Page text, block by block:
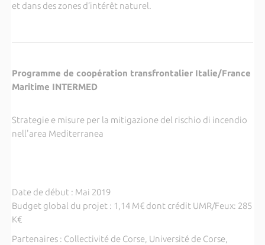
et dans des zones d’intérêt naturel.
Programme de coopération transfrontalier Italie/France
Maritime INTERMED
Strategie e misure per la mitigazione del rischio di incendio
nell'area Mediterranea
Date de début : Mai 2019
Budget global du projet : 1,14 M€ dont crédit UMR/Feux: 285
K€
Partenaires : Collectivité de Corse, Université de Corse,